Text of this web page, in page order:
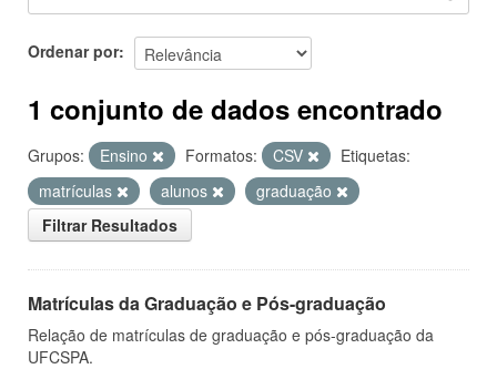
Sobre
Ordenar por
1 conjunto de dados encontrado
Grupos: Ensino Formatos: CSV
Etiquetas:
matrículas
alunos
graduação
Filtrar Resultados
Matrículas da Graduação e Pós-graduação
Relação de matrículas de graduação e pós-graduação da
UFCSPA.